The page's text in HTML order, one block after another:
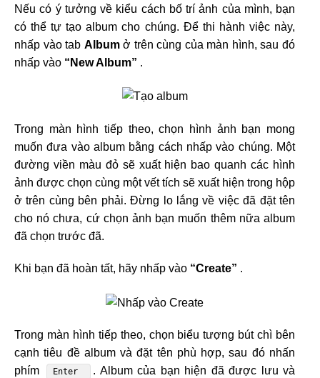
Nếu có ý tưởng về kiểu cách bố trí ảnh của mình, bạn
có thể tự tạo album cho chúng. Để thi hành việc này,
nhấp vào tab Albumở trên cùng của màn hình, sau đó
nhấp vào “New Album” .
Trong màn hình tiếp theo, chọn hình ảnh bạn mong
muốn đưa vào album bằng cách nhấp vào chúng. Một
đường viền màu đỏ sẽ xuất hiện bao quanh các hình
ảnh được chọn cùng một vết tích sẽ xuất hiện trong hộp
ở trên cùng bên phải. Đừng lo lắng về việc đã đặt tên
cho nó chưa, cứ chọn ảnh bạn muốn thêm nữa album
đã chọn trước đã.
Khi bạn đã hoàn tất, hãy nhấp vào “Create” .
Trong màn hình tiếp theo, chọn biểu tượng bút chì bên
cạnh tiêu đề album và đặt tên phù hợp, sau đó nhấn
phím
Enter
. Album của bạn hiện đã được lưu và